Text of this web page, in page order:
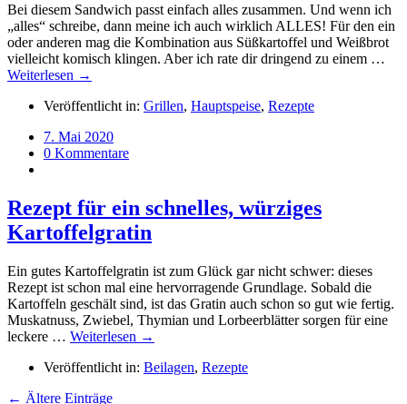
Bei diesem Sandwich passt einfach alles zusammen. Und wenn ich
„alles“ schreibe, dann meine ich auch wirklich ALLES! Für den ein
oder anderen mag die Kombination aus Süßkartoffel und Weißbrot
vielleicht komisch klingen. Aber ich rate dir dringend zu einem …
Weiterlesen →
Veröffentlicht in: Grillen, Hauptspeise, Rezepte
7. Mai 2020
0 Kommentare
Rezept für ein schnelles, würziges
Kartoffelgratin
Ein gutes Kartoffelgratin ist zum Glück gar nicht schwer: dieses
Rezept ist schon mal eine hervorragende Grundlage. Sobald die
Kartoffeln geschält sind, ist das Gratin auch schon so gut wie fertig.
Muskatnuss, Zwiebel, Thymian und Lorbeerblätter sorgen für eine
leckere … Weiterlesen →
Veröffentlicht in: Beilagen, Rezepte
← Ältere Einträge